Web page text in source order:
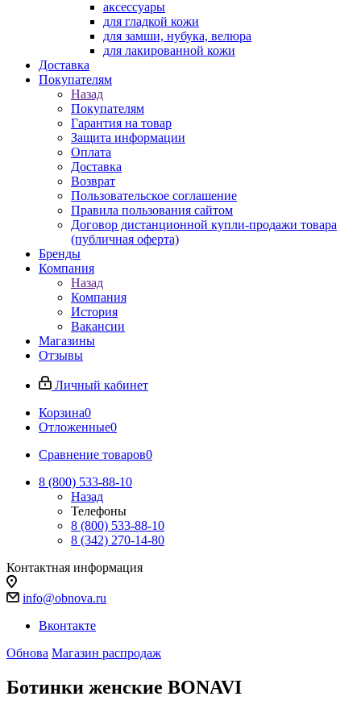
аксессуары
для гладкой кожи
для замши, нубука, велюра
для лакированной кожи
Доставка
Покупателям
Назад
Покупателям
Гарантия на товар
Защита информации
Оплата
Доставка
Возврат
Пользовательское соглашение
Правила пользования сайтом
Договор дистанционной купли-продажи товара
(публичная оферта)
Бренды
Компания
Назад
Компания
История
Вакансии
Магазины
Отзывы
Личный кабинет
Корзина0
Отложенные0
Сравнение товаров0
8 (800) 533-88-10
Назад
Телефоны
8 (800) 533-88-10
8 (342) 270-14-80
Контактная информация
info@obnova.ru
Вконтакте
Обнова Магазин распродаж
Ботинки женские BONAVI